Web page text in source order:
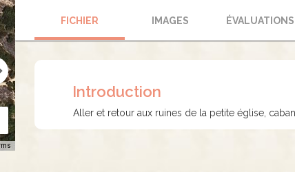
FICHIER IMAGES ÉVALUATIONS
Introduction
Aller et retour aux ruines de la petite église,